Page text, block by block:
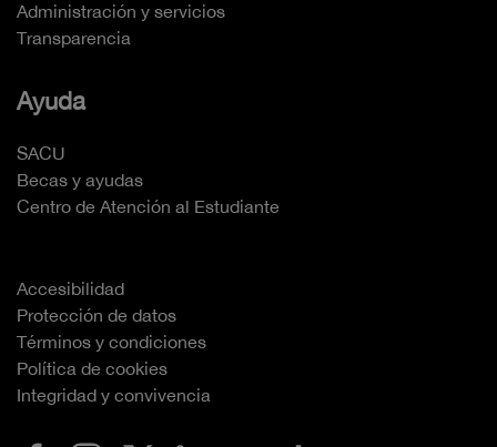
Administración y servicios
Transparencia
Ayuda
SACU
Becas y ayudas
Centro de Atención al Estudiante
Accesibilidad
Protección de datos
Términos y condiciones
Política de cookies
Integridad y convivencia